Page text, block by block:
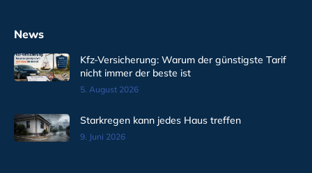
News
Kfz-Versicherung: Warum der günstigste Tarif
nicht immer der beste ist
5. August 2026
Starkregen kann jedes Haus treffen
9. Juni 2026